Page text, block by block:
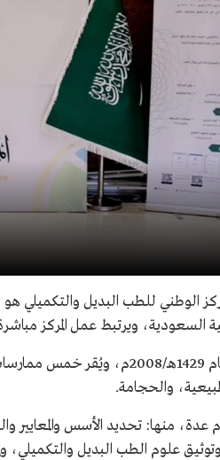
الوطني للطب البديل والتكميلي هو
السعودية، ويرتبط عمل المركز
أُنشئ المركز عام 1429هـ/
والحجامة.
عدة، منها: تحديد الأسس والمعايير
وتوثيق علوم الطب البديل